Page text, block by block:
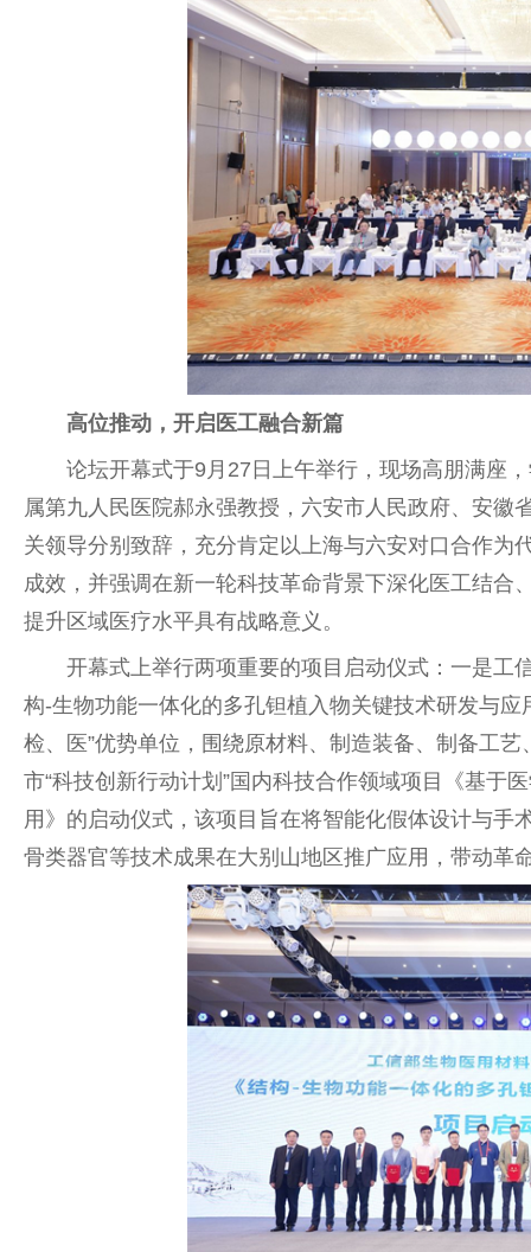
高位推动，开启医工融合新篇
论坛开幕式于9月27日上午举行，现场高朋满座
属第九 人民医院郝永强教授，六安市 人民政府、安徽
关领导分别致辞，充分肯定以上海与六安对口合作为
成效，并强调在新一轮科技革命背景下深化医工结
提升区域医疗水平具有战略意义。
开幕式上举行两项重要的项目启动仪式：一是工
构-生物功能一体化的多孔钽植入物关键技术研发与
检、医”优势单位，围绕原材料、制造装备、制备工
市“科技创新行动计划”国内科技合作领域项目《基于
用》的启动仪式，该项目旨在将智能化假体设计与
骨类器官等技术成果在大别山地区推广应用，带动革